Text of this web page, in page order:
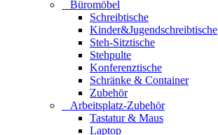
Büromöbel
Schreibtische
Kinder&Jugendschreibtische
Steh-Sitztische
Stehpulte
Konferenztische
Schränke & Container
Zubehör
Arbeitsplatz-Zubehör
Tastatur & Maus
Laptop